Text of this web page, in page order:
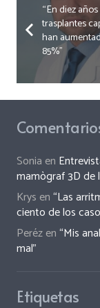
“En diez
trasplantes
han
85%”
Sonia en
mamògraf 3D de
Krys en“Las
ciento de los
Perézen“Mis
mal”
Etiquetas